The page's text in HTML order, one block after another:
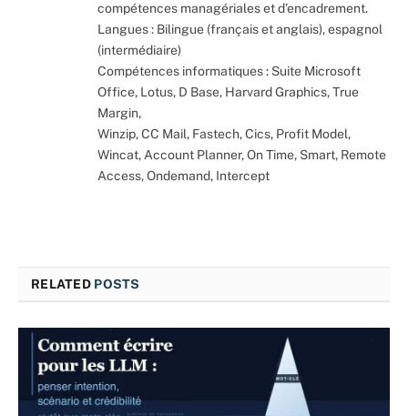
compétences managériales et d’encadrement.
Langues : Bilingue (français et anglais), espagnol
(intermédiaire)
Compétences informatiques : Suite Microsoft
Office, Lotus, D Base, Harvard Graphics, True
Margin,
Winzip, CC Mail, Fastech, Cics, Profit Model,
Wincat, Account Planner, On Time, Smart, Remote
Access, Ondemand, Intercept
RELATED POSTS